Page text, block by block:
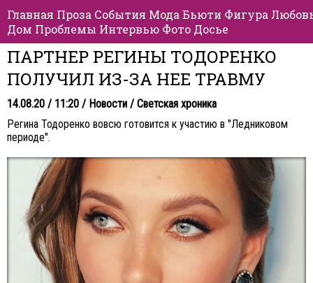
Главная Проза События Мода Бьюти Фигура
Дом Проблемы Интервью Фото Досье
ПАРТНЕР РЕГИНЫ ТОДОРЕНКО
ПОЛУЧИЛ ИЗ-ЗА НЕЕ ТРАВМУ
14.08.20 / 11:20 / Новости / Светская хроника
Регина Тодоренко вовсю готовится к участию в "Ледниковом
периоде".